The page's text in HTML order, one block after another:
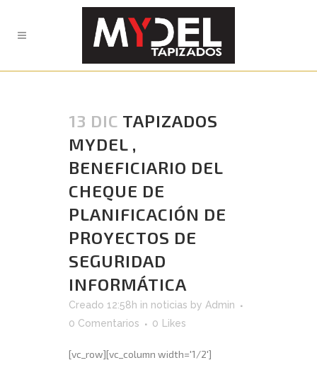
13 DIC TAPIZADOS
MYDEL ,
BENEFICIARIO DEL
CHEQUE DE
PLANIFICACIÓN DE
PROYECTOS DE
SEGURIDAD
INFORMÁTICA
Creado 12:58h in noticias by Admin
0 Comentarios
0 Likes
[vc_row][vc_column width='1/2']